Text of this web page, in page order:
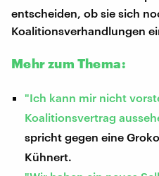
entscheiden, ob sie sich
Koalitionsverhandlungen
Mehr zum Thema:
"Ich kann mir nicht
Koalitionsvertrag
spricht gegen eine
Kühnert.